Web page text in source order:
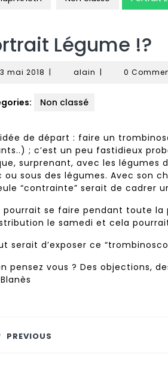
Légume !?
3 mai 2018 | alain alain
| 0
Non classé
de départ : faire un
; c’est un peu fastidieux
surprenant, avec les légumes
ou sous des légumes. Avec son
“contrainte” serait de cadrer
pourrait se faire pendant toute la
le samedi et cela
serait d’exposer ce
pensez vous ? Des objections,
PREVIOUS